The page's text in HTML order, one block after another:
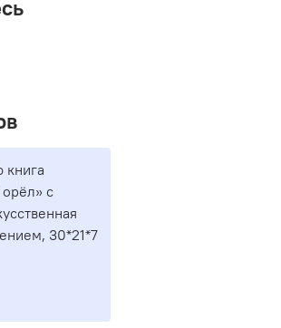
книга
с
30*21*7